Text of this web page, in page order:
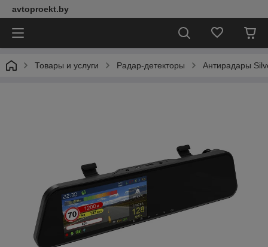
avtoproekt.by
Товары и услуги Радар-детекторы Антирадары